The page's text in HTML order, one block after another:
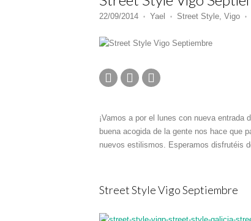
22/09/2014 ♦ Yael ♦ Street Style, Vigo ♦
¡Vamos a por el lunes con nueva
buena acogida de la gente nos hace que
nuevos estilismos. Esperamos disfrutéis
Street Style Vigo Septiembre